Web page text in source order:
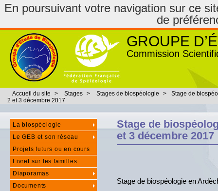
En poursuivant votre navigation sur ce
de
GROUPE
Commission
Accueil du site > Stages > Stages de biospéologie >
Stage de
2 et 3 décembre 2017
Stage de
et 3 décembre 2017
Stage de biospéologie en
La biospéologie
Le GEB et son réseau
Projets futurs ou en cours
Livret sur les familles
Diaporamas
Documents